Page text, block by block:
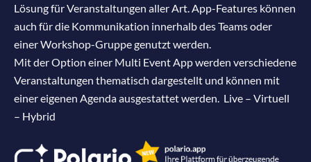
Lösung für Veranstaltungen aller Art. App-Features können
auch für die Kommunikation innerhalb des Teams oder
einer Workshop-Gruppe genutzt werden.
Mit der Option einer Multi Event App werden verschiedene
Veranstaltungen thematisch dargestellt und können mit
einer eigenen Agenda ausgestattet werden. Live – Virtuell
– Hybrid